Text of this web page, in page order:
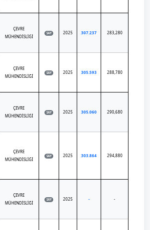
ÇEVRE
MÜHENDİSLİĞİ
SAY 2025 307.237 283,280
ÇEVRE
MÜHENDİSLİĞİ
SAY 2025 305.593 288,780
ÇEVRE
MÜHENDİSLİĞİ
SAY 2025 305.060 290,680
ÇEVRE
MÜHENDİSLİĞİ
SAY 2025 303.864 294,880
ÇEVRE
MÜHENDİSLİĞİ
SAY 2025 - -